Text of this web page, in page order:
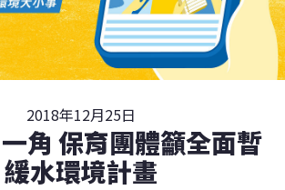
2018年12月25日
角 保育團體籲全面暫
緩水環境計畫